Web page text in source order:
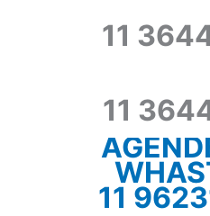
11
11
11